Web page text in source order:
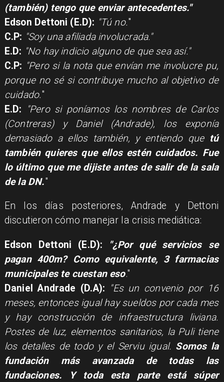
(también) tengo que enviar antecedentes."
Edson Dettoni (E.D): "Tú no."
C.P: "Soy una afiliada involucrada."
E.D: "No hay indicio alguno de que sea así."
C.P: "Pero si la nota que envían me involucre pu,
porque no sé si contribuye mucho al objetivo de
cuidado."
E.D:
"Pero si poníamos los nombres de Carlos
(Contreras) y Daniel (Andrade), los exponía
demasiado a ellos también, y entiendo que tú
también quieres que ellos estén cuidados. Fue
lo último que me dijiste antes de salir de la sala
de la DN."
En los días posteriores, Andrade y Dettoni
discutieron cómo manejar la crisis mediática:
Edson Dettoni (E.D):
"¿Por qué servicios se
pagan 400m? Como equivalente, 3 farmacias
municipales te cuestan eso."
Daniel Andrade (D.A):
"Es un convenio por 16
meses, entonces igual hay sueldos por cada mes
y hay construcción de infraestructura liviana.
Postes de luz, elementos sanitarios, la Puli tiene
los detalles de todo y el Serviu igual. Somos la
fundación más avanzada de todas las
fundaciones. Y toda esta parte está súper